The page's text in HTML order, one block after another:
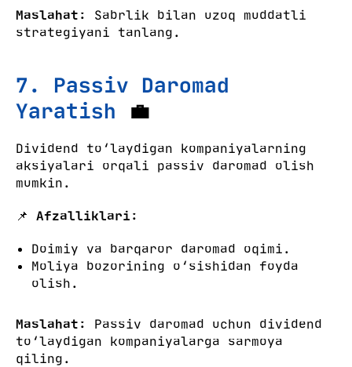
Maslahat:
Sabrlik bilan uzoq muddatli
strategiyani tanlang.
7. Passiv Daromad
Yaratish 💼
Dividend to‘laydigan kompaniyalarning
aksiyalari orqali passiv daromad olish
mumkin.
📌 Afzalliklari:
Doimiy va barqaror daromad oqimi.
Moliya bozorining o‘sishidan foyda
olish.
Maslahat:
Passiv daromad uchun dividend
to‘laydigan kompaniyalarga sarmoya
qiling.